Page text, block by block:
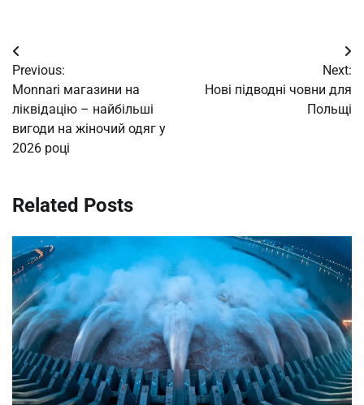
Post
navigation
Previous:
Monnari магазини на
ліквідацію – найбільші
вигоди на жіночий одяг у
2026 році
Next:
Нові підводні човни для
Польщі
Related Posts